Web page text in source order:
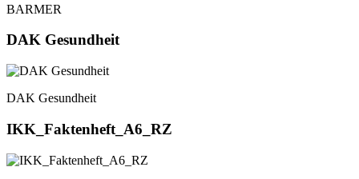
BARMER
DAK Gesundheit
DAK Gesundheit
IKK_Faktenheft_A6_RZ